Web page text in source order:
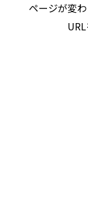
ページが変